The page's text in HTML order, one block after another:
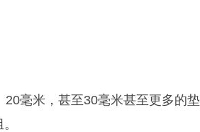
毫米，甚至30毫米甚至更多的垫